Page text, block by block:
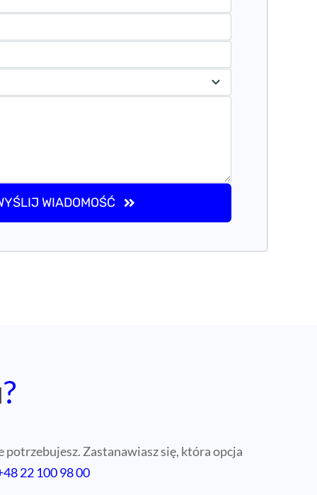
WIADOMOŚĆ
?
Zastanawiasz się, która opcja
22 100 98 00